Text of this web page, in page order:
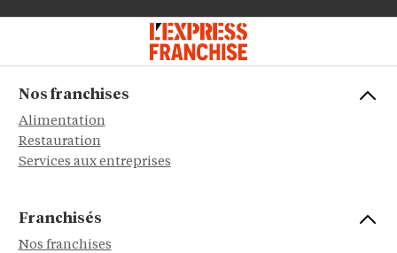
Nos franchises
Alimentation
Restauration
Services aux entreprises
Franchisés
Nos franchises